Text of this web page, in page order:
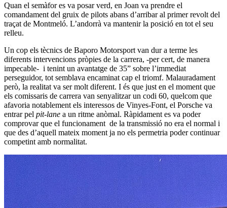
Quan el semàfor es va posar verd, en Joan va prendre el
comandament del gruix de pilots abans d’arribar al primer revolt del
traçat de Montmeló. L’andorrà va mantenir la posició en tot el seu
relleu.
Un cop els tècnics de Baporo Motorsport van dur a terme les
diferents intervencions pròpies de la carrera, -per cert, de manera
impecable- i tenint un avantatge de 35” sobre l’immediat
perseguidor, tot semblava encaminat cap el triomf. Malauradament
però, la realitat va ser molt diferent. I és que just en el moment que
els comissaris de carrera van senyalitzar un codi 60, quelcom que
afavoria notablement els interessos de Vinyes-Font, el Porsche va
entrar pel pit-lane a un ritme anòmal. Ràpidament es va poder
comprovar que el funcionament de la transmissió no era el normal i
que des d’aquell mateix moment ja no els permetria poder continuar
competint amb normalitat.